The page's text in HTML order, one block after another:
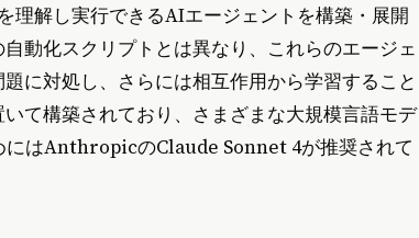
理解し実行できるAIエージェントを構築・展開
動化スクリプトとは異なり、これらのエージェ
に対処し、さらには相互作用から学習すること
て構築されており、さまざまな大規模言語モデ
にはAnthropicのClaude Sonnet 4が推奨されて